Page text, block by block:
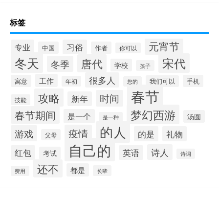
标签
专业 中国 习俗 作者 你可以 元宵节
冬天 冬季 唐代 学校 孩子 宋代
寓意 工作 年初 很多人 您的 我们可以 手机
技能 攻略 新年 时间 春节
春节期间 是一个 是一种 梦幻西游 汤圆
游戏 父母 疫情 的人 的是 礼物
红包 考试 自己的 英语 诗人 诗词
费用 还不 都是 长辈